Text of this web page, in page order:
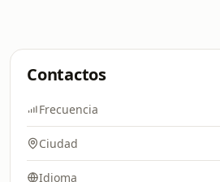
Contactos
Frecuencia
Ciudad
Idioma